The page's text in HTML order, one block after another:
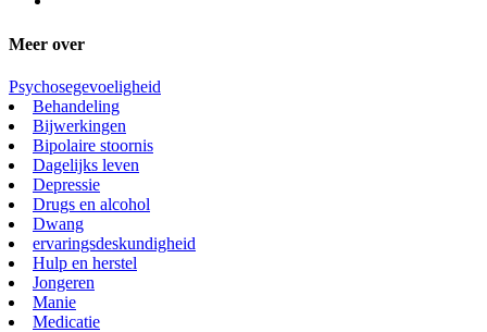
Meer over
Psychosegevoeligheid
Behandeling
Bijwerkingen
Bipolaire stoornis
Dagelijks leven
Depressie
Drugs en alcohol
Dwang
ervaringsdeskundigheid
Hulp en herstel
Jongeren
Manie
Medicatie